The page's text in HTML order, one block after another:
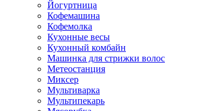
Йогуртница
Кофемашина
Кофемолка
Кухонные весы
Кухонный комбайн
Машинка для стрижки волос
Метеостанция
Миксер
Мультиварка
Мультипекарь